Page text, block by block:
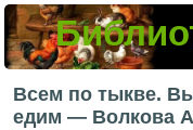
Всем по тыкве.
едим — Волкова